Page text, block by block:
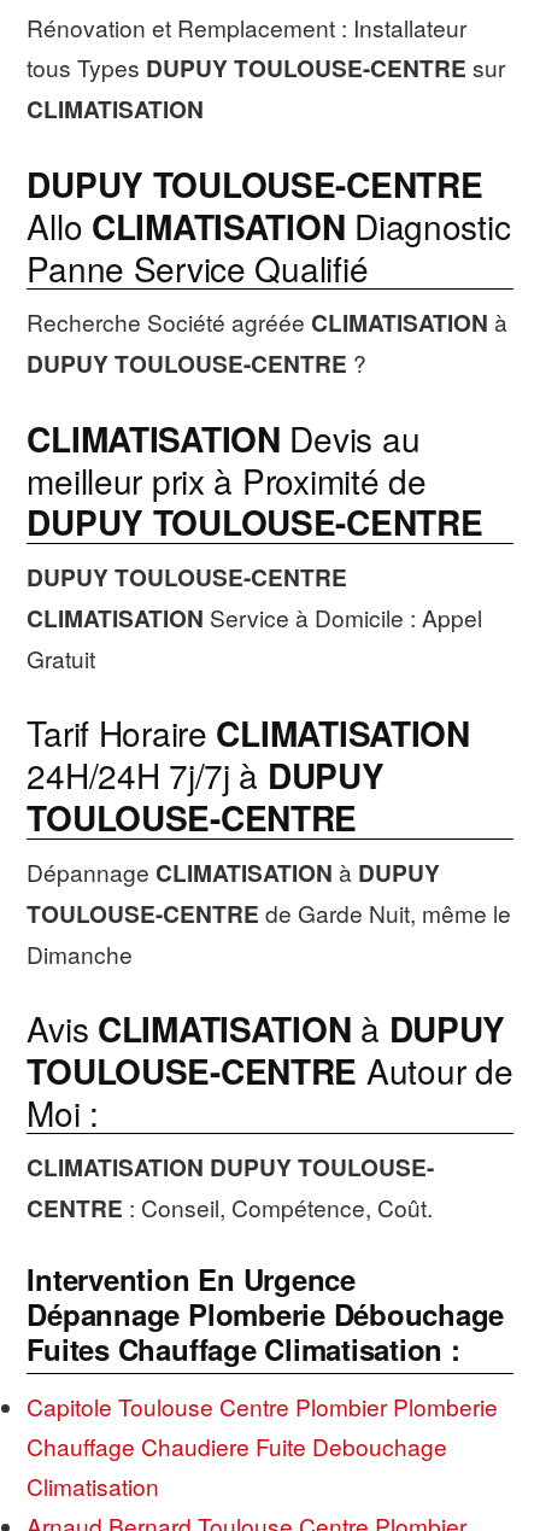
Rénovation et Remplacement : Installateur
tous Types DUPUY TOULOUSE-CENTRE sur
CLIMATISATION
DUPUY TOULOUSE-CENTRE
Allo CLIMATISATION Diagnostic
Panne Service Qualifié
Recherche Société agréée CLIMATISATION à
DUPUY TOULOUSE-CENTRE ?
CLIMATISATION Devis au
meilleur prix à Proximité de
DUPUY TOULOUSE-CENTRE
DUPUY TOULOUSE-CENTRE
CLIMATISATION Service à Domicile : Appel
Gratuit
Tarif Horaire CLIMATISATION
24H/24H 7j/7j à DUPUY
TOULOUSE-CENTRE
Dépannage CLIMATISATION à DUPUY
TOULOUSE-CENTRE de Garde Nuit, même le
Dimanche
Avis CLIMATISATION à DUPUY
TOULOUSE-CENTRE Autour de
Moi :
CLIMATISATION DUPUY TOULOUSE-
CENTRE : Conseil, Compétence, Coût.
Intervention En Urgence
Dépannage Plomberie Débouchage
Fuites Chauffage Climatisation :
Capitole Toulouse Centre Plombier Plomberie
Chauffage Chaudiere Fuite Debouchage
Climatisation